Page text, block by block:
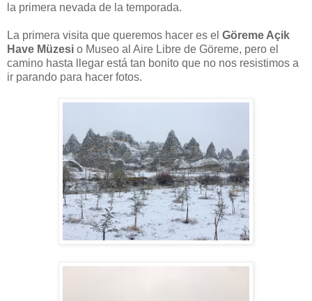
la primera nevada de la temporada.
La primera visita que queremos hacer es el Göreme Açik
Have Müzesi o Museo al Aire Libre de Göreme, pero el
camino hasta llegar está tan bonito que no nos resistimos a
ir parando para hacer fotos.